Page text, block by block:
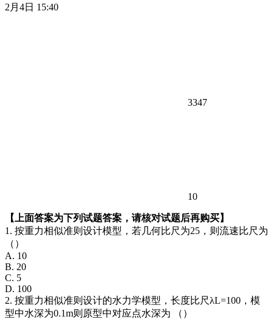
2月4日 15:40
3347
10
【上面答案为下列试题答案，请核对试题后再购买】
1. 按重力相似准则设计模型，若几何比尺为25，则流速比尺为
（）
A. 10
B. 20
C. 5
D. 100
2. 按重力相似准则设计的水力学模型，长度比尺λL=100，模
型中水深为0.1m则原型中对应点水深为 （）